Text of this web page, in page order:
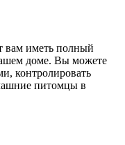
вам иметь полный
доме. Вы можете
контролировать
питомцы в